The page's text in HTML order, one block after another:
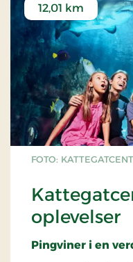
FOTO:
oplevelser
12,01 km
Pingviner i en